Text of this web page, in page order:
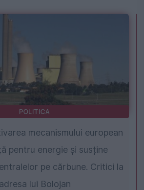
POLITICA
mecanismului european
pentru energie și susține
pe cărbune. Critici la
adresa lui Bolojan